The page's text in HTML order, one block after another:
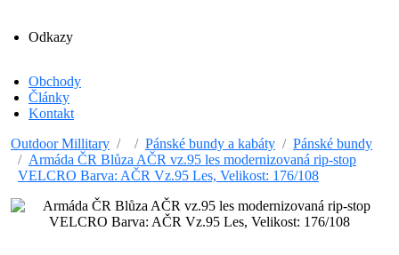
Odkazy
Obchody
Články
Kontakt
Outdoor Millitary
Pánské bundy a kabáty
Pánské bundy
Armáda ČR Blůza AČR vz.95 les modernizovaná rip-stop
VELCRO Barva: AČR Vz.95 Les, Velikost: 176/108